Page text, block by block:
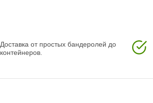
Доставка от простых бандеролей до
контейнеров.